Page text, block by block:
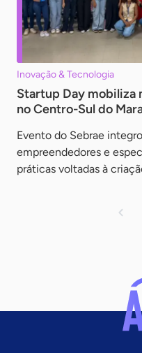
Inovação & Tecnologia
Startup Day mobiliza
no Centro-Sul do
Evento do Sebrae
empreendedores e
práticas voltadas à